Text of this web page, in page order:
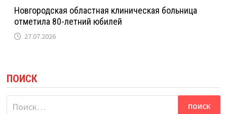
Новгородская областная клиническая больница
отметила 80-летний юбилей
27.07.2026
ПОИСК
Найти: